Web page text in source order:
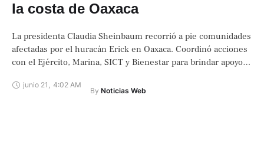
la costa de Oaxaca
La presidenta Claudia Sheinbaum recorrió a pie comunidades
afectadas por el huracán Erick en Oaxaca. Coordinó acciones
con el Ejército, Marina, SICT y Bienestar para brindar apoyos
junio 21 , 4:02 AM
By Noticias Web